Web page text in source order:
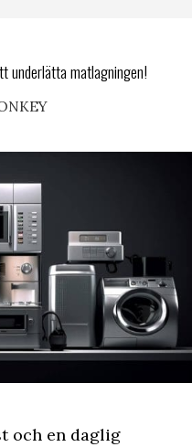
underlätta matlagningen!
och en daglig